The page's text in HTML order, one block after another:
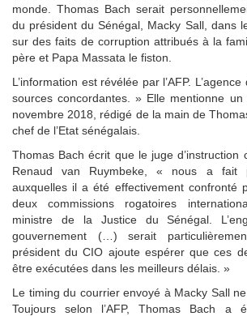
monde. Thomas Bach serait
du président du Sénégal, Macky Sall, dans
sur des faits de corruption attribués à la
père et Papa Massata le fiston.
L’information est révélée par l’AFP.
sources concordantes. » Elle mentionne
novembre 2018, rédigé de la main de
chef de l’Etat sénégalais.
Thomas Bach écrit que le juge d’instruction
Renaud van Ruymbeke, « nous a fait
auxquelles il a été effectivement confronté
deux commissions rogatoires
ministre de la Justice du Sénégal.
gouvernement (…) serait
président du CIO ajoute espérer que ces
être exécutées dans les meilleurs délais. »
Le timing du courrier envoyé à Macky Sall
Toujours selon l’AFP, Thomas Bach a